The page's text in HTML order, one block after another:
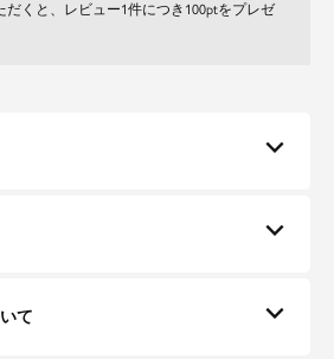
だくと、レビュー1件につき100ptをプレゼ
て